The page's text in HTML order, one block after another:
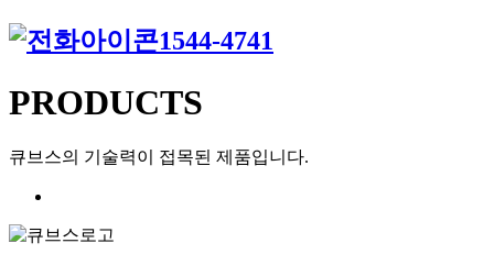
1544-4741
PRODUCTS
큐브스의 기술력이 접목된 제품입니다.